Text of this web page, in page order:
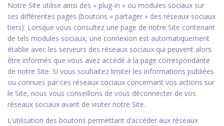
Notre Site utilise ainsi des « plug-in » ou modules sociaux sur
ses différentes pages (boutons « partager » des réseaux sociaux
tiers). Lorsque vous consultez une page de notre Site contenant
de tels modules sociaux, une connexion est automatiquement
établie avec les serveurs des réseaux sociaux qui peuvent alors
être informés que vous avez accédé à la page correspondante
de notre Site. Si vous souhaitez limiter les informations publiées
ou connues par ces réseaux sociaux concernant vos actions sur
le Site, nous vous conseillons de vous déconnecter de vos
réseaux sociaux avant de visiter notre Site.
L’utilisation des boutons permettant d’accéder aux réseaux